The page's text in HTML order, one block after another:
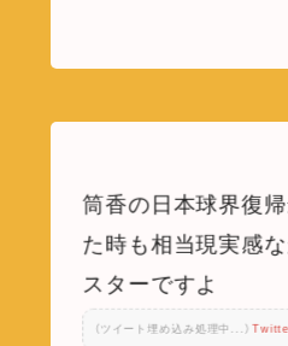
筒香の日本球界復
た時も相当現実感
スターですよ
（ツイート埋め込み処理中...）